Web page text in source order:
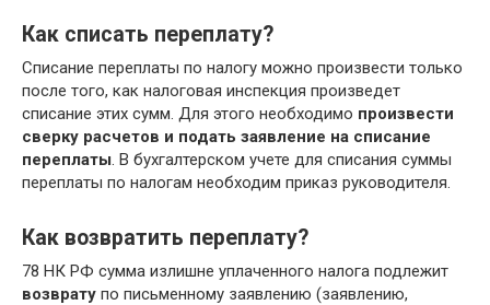
Как списать переплату?
Списание переплаты по налогу можно произвести только
после того, как налоговая инспекция произведет
списание этих сумм. Для этого необходимо произвести
сверку расчетов и подать заявление на списание
переплаты. В бухгалтерском учете для списания суммы
переплаты по налогам необходим приказ руководителя.
Как возвратить переплату?
78 НК РФ сумма излишне уплаченного налога подлежит
возврату по письменному заявлению (заявлению,